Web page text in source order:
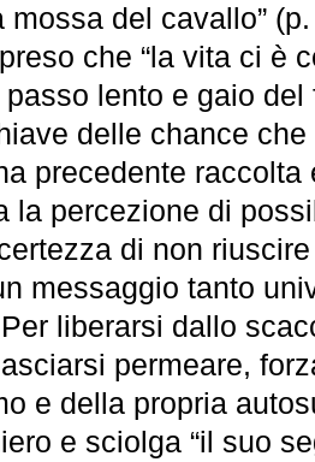
mossa del cavallo”
che “la vita ci è
passo lento e gaio
delle chance
precedente
la percezione di
di non
messaggio tanto
liberarsi dallo
permeare,
e della propria
e sciolga “il suo